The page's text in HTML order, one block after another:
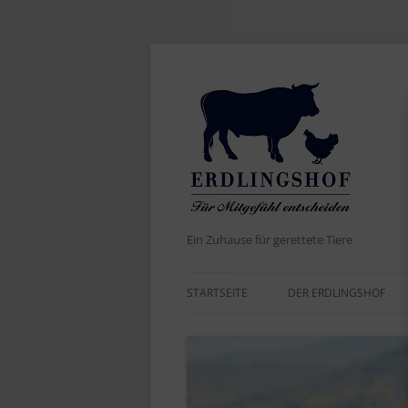
Ein Zuhause für gerettete Tiere
STARTSEITE DER ERDLINGSHOF